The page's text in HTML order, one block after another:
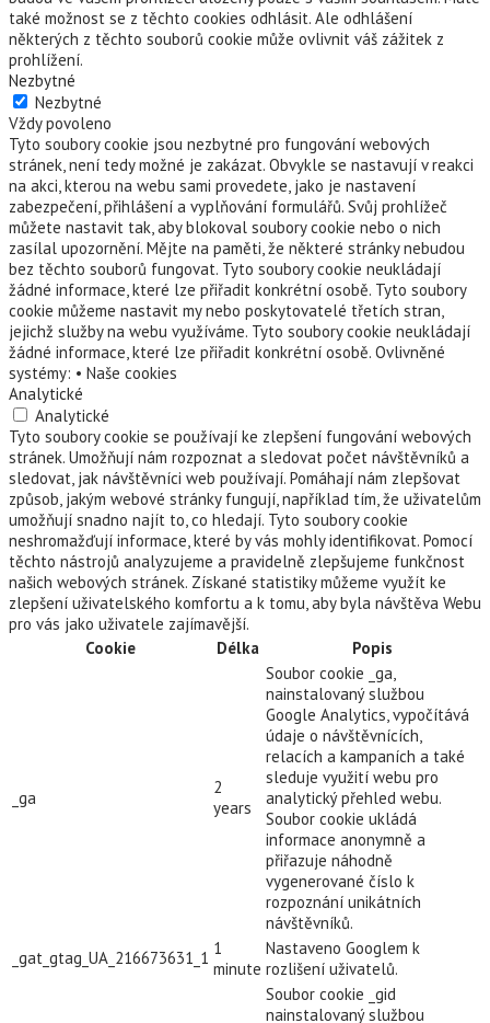
také možnost se z těchto cookies odhlásit. Ale odhlášení
některých z těchto souborů cookie může ovlivnit váš zážitek z
prohlížení.
Nezbytné
Nezbytné
Vždy povoleno
Tyto soubory cookie jsou nezbytné pro fungování webových
stránek, není tedy možné je zakázat. Obvykle se nastavují v reakci
na akci, kterou na webu sami provedete, jako je nastavení
zabezpečení, přihlášení a vyplňování formulářů. Svůj prohlížeč
můžete nastavit tak, aby blokoval soubory cookie nebo o nich
zasílal upozornění. Mějte na paměti, že některé stránky nebudou
bez těchto souborů fungovat. Tyto soubory cookie neukládají
žádné informace, které lze přiřadit konkrétní osobě. Tyto soubory
cookie můžeme nastavit my nebo poskytovatelé třetích stran,
jejichž služby na webu využíváme. Tyto soubory cookie neukládají
žádné informace, které lze přiřadit konkrétní osobě. Ovlivněné
systémy: • Naše cookies
Analytické
Analytické
Tyto soubory cookie se používají ke zlepšení fungování webových
stránek. Umožňují nám rozpoznat a sledovat počet návštěvníků a
sledovat, jak návštěvníci web používají. Pomáhají nám zlepšovat
způsob, jakým webové stránky fungují, například tím, že uživatelům
umožňují snadno najít to, co hledají. Tyto soubory cookie
neshromažďují informace, které by vás mohly identifikovat. Pomocí
těchto nástrojů analyzujeme a pravidelně zlepšujeme funkčnost
našich webových stránek. Získané statistiky můžeme využít ke
zlepšení uživatelského komfortu a k tomu, aby byla návštěva Webu
pro vás jako uživatele zajímavější.
Cookie
Délka Popis
_ga
2
years
Soubor cookie _ga,
nainstalovaný službou
Google Analytics, vypočítává
údaje o návštěvnících,
relacích a kampaních a také
sleduje využití webu pro
analytický přehled webu.
Soubor cookie ukládá
informace anonymně a
přiřazuje náhodně
vygenerované číslo k
rozpoznání unikátních
návštěvníků.
_gat_gtag_UA_216673631_1 1
minute
Nastaveno Googlem k
rozlišení uživatelů.
Soubor cookie _gid
nainstalovaný službou